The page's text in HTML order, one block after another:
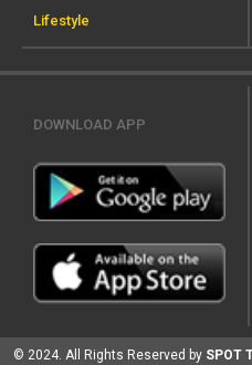
Lifestyle
DOWNLOAD APP
© 2024. All Rights Reserved by SPOT